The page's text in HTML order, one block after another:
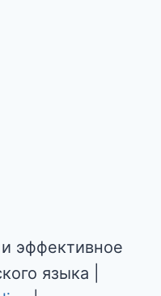
эффективное
языка |